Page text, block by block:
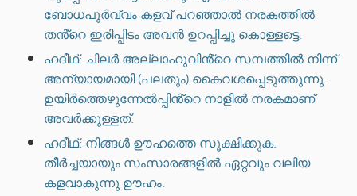
ബോധപൂർവ്വം കളവ് പറഞ്ഞാൽ നരകത്തിൽ
തൻ്റെ ഇരിപ്പിടം അവൻ ഉറപ്പിച്ചു കൊള്ളട്ടെ.
ഹദീഥ്: ചിലർ അല്ലാഹുവിൻ്റെ സമ്പത്തിൽ നിന്ന്
അന്യായമായി (പലതും) കൈവശപ്പെടുത്തുന്നു.
ഉയിർത്തെഴുന്നേൽപ്പിൻ്റെ നാളിൽ നരകമാണ്
അവർക്കുള്ളത്.
ഹദീഥ്: നിങ്ങൾ ഊഹത്തെ സൂക്ഷിക്കുക.
തീർച്ചയായും സംസാരങ്ങളിൽ ഏറ്റവും വലിയ
കളവാകുന്നു ഊഹം.